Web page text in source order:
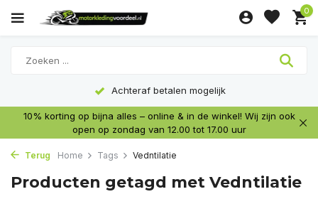
0
Achteraf betalen mogelijk
10% korting op bijna alles – online & in de winkel! Wij zijn ook
open op zondag van 12.00 tot 17.00 uur
Terug Home Tags Vedntilatie
Producten getagd met Vedntilatie